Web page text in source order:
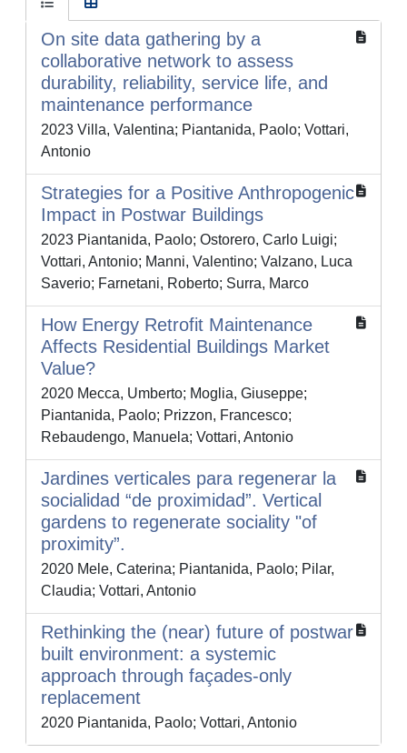
On site data gathering by a
collaborative network to assess
durability, reliability, service life, and
maintenance performance
2023 Villa, Valentina; Piantanida, Paolo; Vottari,
Antonio
Strategies for a Positive Anthropogenic
Impact in Postwar Buildings
2023 Piantanida, Paolo; Ostorero, Carlo Luigi;
Vottari, Antonio; Manni, Valentino; Valzano, Luca
Saverio; Farnetani, Roberto; Surra, Marco
How Energy Retrofit Maintenance
Affects Residential Buildings Market
Value?
2020 Mecca, Umberto; Moglia, Giuseppe;
Piantanida, Paolo; Prizzon, Francesco;
Rebaudengo, Manuela; Vottari, Antonio
Jardines verticales para regenerar la
socialidad “de proximidad”. Vertical
gardens to regenerate sociality "of
proximity”.
2020 Mele, Caterina; Piantanida, Paolo; Pilar,
Claudia; Vottari, Antonio
Rethinking the (near) future of postwar
built environment: a systemic
approach through façades-only
replacement
2020 Piantanida, Paolo; Vottari, Antonio